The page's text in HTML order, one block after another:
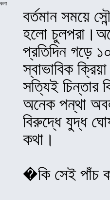
বর্তমান সময়ে
হলো
প্রতিদিন গড়ে
স্বাভাবিক
সত্যিই চিন্তার
অনেক পন্থা
বিরুদ্ধে যুদ্ধ
কথা।
�কি সেই পাঁচ